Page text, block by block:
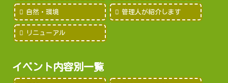
自然・環境 管理人が紹介します
リニューアル
イベント内容別一覧